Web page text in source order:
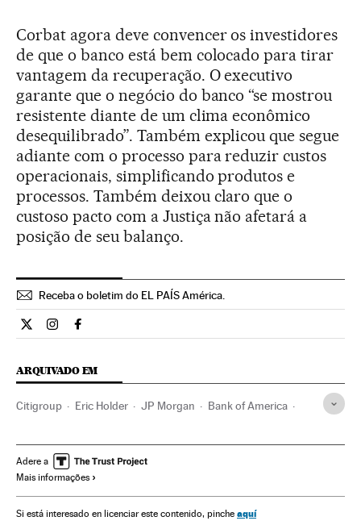
Corbat agora deve convencer os investidores
de que o banco está bem colocado para tirar
vantagem da recuperação. O executivo
garante que o negócio do banco “se mostrou
resistente diante de um clima econômico
desequilibrado”. Também explicou que segue
adiante com o processo para reduzir custos
operacionais, simplificando produtos e
processos. Também deixou claro que o
custoso pacto com a Justiça não afetará a
posição de seu balanço.
Receba o boletim do EL PAÍS América.
Economia El País Brasil en Twitter
Economia El País Brasil en Instagram
Economia El País Brasil en Facebook
ARQUIVADO EM
Citigroup Eric Holder JP Morgan Bank of America
Segurança nacional Estados Unidos
Fundos investimento Mercados financeiros Finanças
Adere a
Mais informações
Si está interesado en licenciar este contenido, pinche aquí